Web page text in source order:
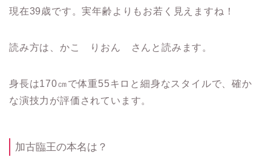
現在39歳です。実年齢よりもお若く見えますね！
読み方は、かこ りおん さんと読みます。
身長は170㎝で体重55キロと細身なスタイルで、確か
な演技力が評価されています。
加古臨王の本名は？